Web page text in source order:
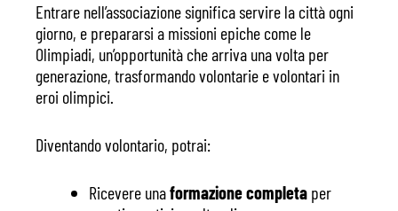
Entrare nell’associazione significa servire la città ogni
giorno, e prepararsi a missioni epiche come le
Olimpiadi, un’opportunità che arriva una volta per
generazione, trasformando volontarie e volontari in
eroi olimpici.
Diventando volontario, potrai:
Ricevere unaformazione completa per